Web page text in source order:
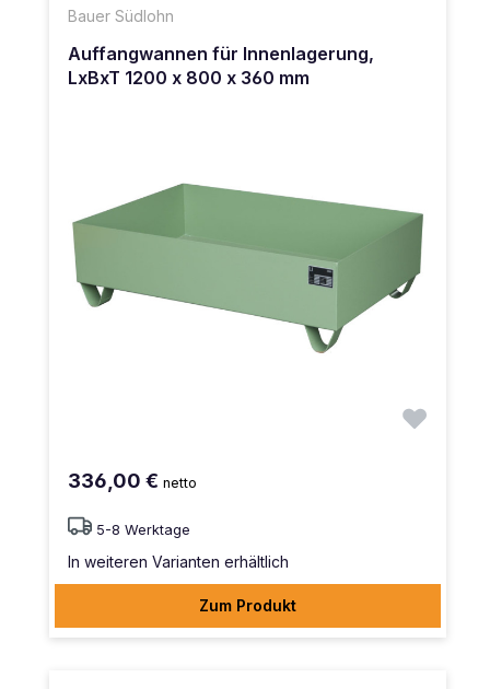
Bauer Südlohn
Auffangwannen für Innenlagerung,
LxBxT 1200 x 800 x 360 mm
336,00 € netto
5-8 Werktage
In weiteren Varianten erhältlich
Zum Produkt